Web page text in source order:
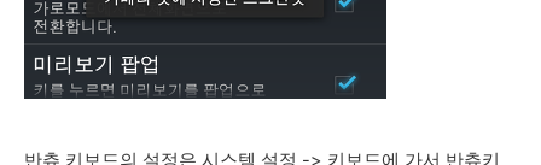
반츄 키보드의 설정은 시스템 설정 -> 키보드에 가서 반츄키